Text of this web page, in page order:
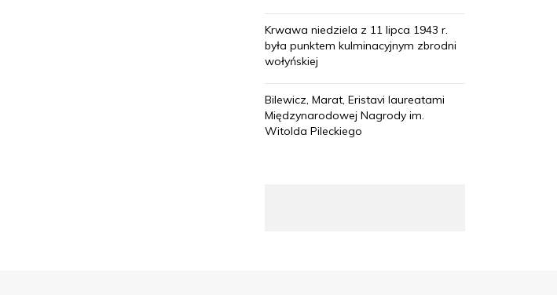
Krwawa niedziela z 11 lipca 1943 r.
była punktem kulminacyjnym zbrodni
wołyńskiej
Bilewicz, Marat, Eristavi laureatami
Międzynarodowej Nagrody im.
Witolda Pileckiego